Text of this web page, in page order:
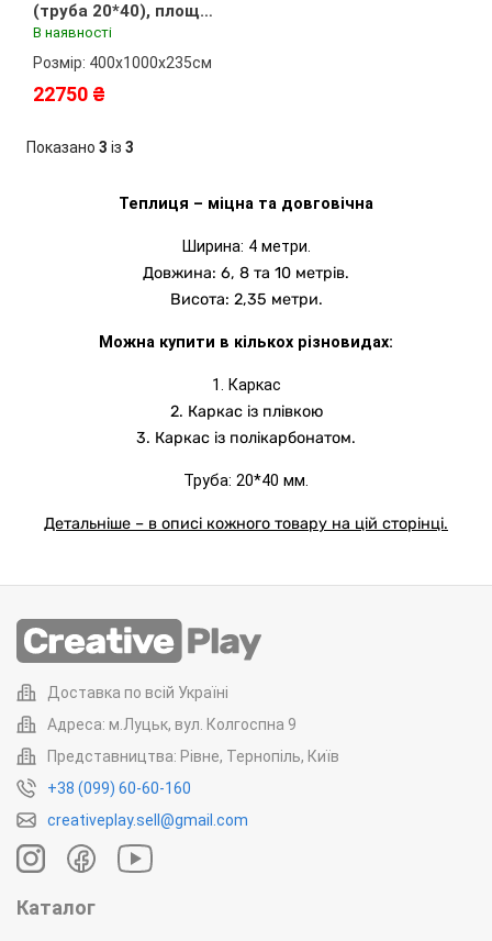
(труба 20*40), площа
40м²
В наявності
Розмір: 400х1000х235см
22750 ₴
Показано 3 із 3
Теплиця – міцна та довговічна
Ширина: 4 метри.
Довжина: 6, 8 та 10 метрів.
Висота: 2,35 метри.
Можна купити в кількох різновидах:
1. Каркас
2. Каркас із плівкою
3. Каркас із полікарбонатом.
Труба: 20*40 мм.
Детальніше – в описі кожного товару на цій сторінці.
Доставка по всій Україні
Адреса: м.Луцьк, вул. Колгоспна 9
Представництва: Рівне, Тернопіль, Київ
+38 (099) 60-60-160
creativeplay.sell@gmail.com
Каталог